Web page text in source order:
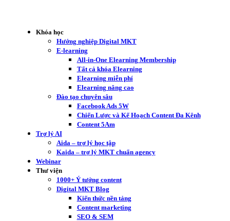
Khóa học
Hướng nghiệp Digital MKT
E-learning
All-in-One Elearning Membership
Tất cả khóa Elearning
Elearning miễn phí
Elearning nâng cao
Đào tạo chuyên sâu
Facebook Ads 5W
Chiến Lược và Kế Hoạch Content Đa Kênh
Content 5Am
Trợ lý AI
Aida – trợ lý học tập
Kaida – trợ lý MKT chuẩn agency
Webinar
Thư viện
1000+ Ý tưởng content
Digital MKT Blog
Kiến thức nền tảng
Content marketing
SEO & SEM